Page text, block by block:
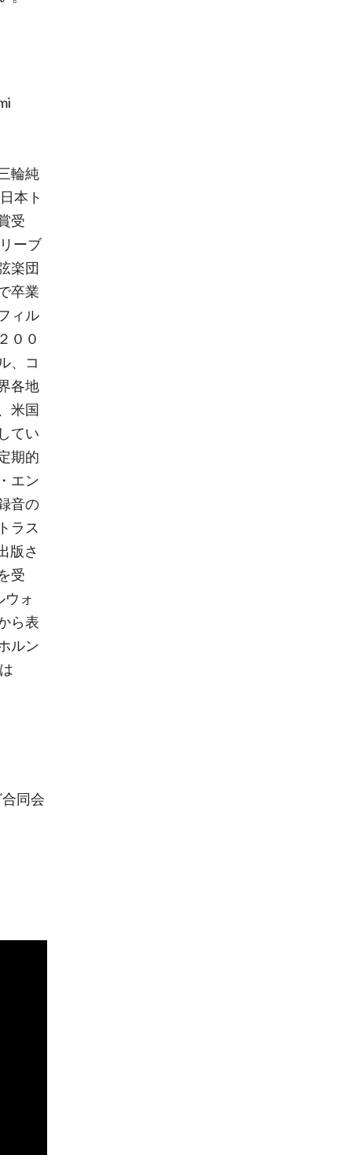
輪純
本ト
受
ーブ
楽団
卒業
ィル
００
、コ
各地
米国
てい
期的
エン
音の
ラス
版さ
受
ウォ
ら表
ルン
同会